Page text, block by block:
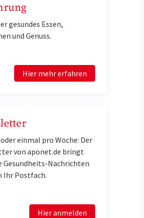
gesundes Essen,
und Genuss.
Hier mehr erfahren
einmal pro Woche: Der
von aponet.de bringt
Gesundheits-Nachrichten
Ihr Postfach.
Hier anmelden